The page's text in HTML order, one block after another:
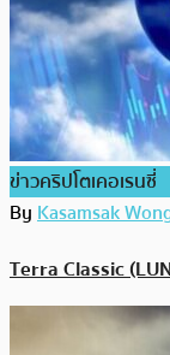
ข่าวคริปโตเคอเรนซี่
ByKasamsak
Terra Classic